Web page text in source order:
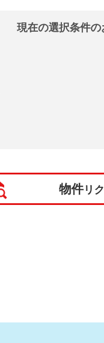
現在の選択条件
物件リ